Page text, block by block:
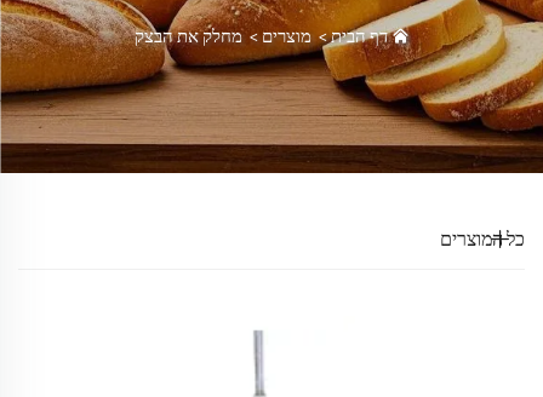
דף הבית>מוצרים >מחלק את הבצק
כל המוצרים